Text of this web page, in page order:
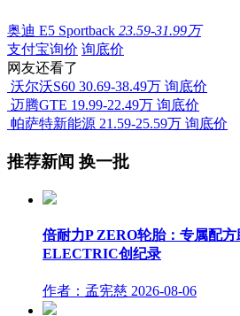
奥迪 E5 Sportback 23.59-31.99万
支付宝询价 询底价
网友还看了
沃尔沃S60 30.69-38.49万 询底价
迈腾GTE 19.99-22.49万 询底价
帕萨特新能源 21.59-25.59万 询底价
推荐新闻 换一批
倍耐力P ZERO轮胎：专属配
ELECTRIC创纪录
作者：孟宪慈 2026-08-06